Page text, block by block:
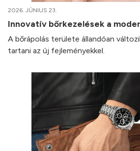
2026. JÚNIUS 23.
Innovatív bőrkezelések a
A bőrápolás területe állandóan
tartani az új fejleményekkel.